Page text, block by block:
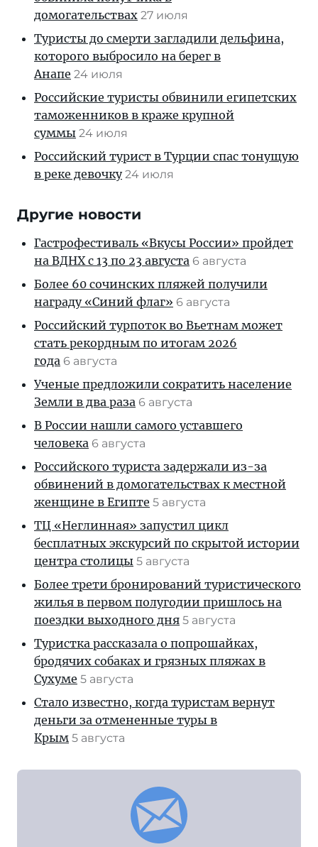
домогательствах 27 июля
Туристы до смерти загладили дельфина,
которого выбросило на берег в
Анапе 24 июля
Российские туристы обвинили египетских
таможенников в краже крупной
суммы 24 июля
Российский турист в Турции спас тонущую
в реке девочку 24 июля
Другие новости
Гастрофестиваль «Вкусы России» пройдет
на ВДНХ с 13 по 23 августа 6 августа
Более 60 сочинских пляжей получили
награду «Синий флаг» 6 августа
Российский турпоток во Вьетнам может
стать рекордным по итогам 2026
года 6 августа
Ученые предложили сократить население
Земли в два раза 6 августа
В России нашли самого уставшего
человека 6 августа
Российского туриста задержали из-за
обвинений в домогательствах к местной
женщине в Египте 5 августа
ТЦ «Неглинная» запустил цикл
бесплатных экскурсий по скрытой истории
центра столицы 5 августа
Более трети бронирований туристического
жилья в первом полугодии пришлось на
поездки выходного дня 5 августа
Туристка рассказала о попрошайках,
бродячих собаках и грязных пляжах в
Сухуме 5 августа
Стало известно, когда туристам вернут
деньги за отмененные туры в
Крым 5 августа